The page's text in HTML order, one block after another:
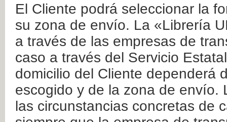
El Cliente podrá seleccionar la
su zona de envío. La «Librería
a través de las empresas de
caso a través del Servicio
domicilio del Cliente dependerá
escogido y de la zona de envío.
las circunstancias concretas de